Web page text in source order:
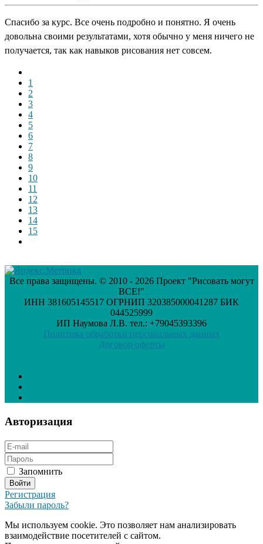
Спасибо за курс. Все очень подробно и понятно. Я очень
довольна своими результатами, хотя обычно у меня ничего не
получается, так как навыков рисования нет совсем.
1
2
3
4
5
6
7
8
9
10
11
12
13
14
15
Все права защищены. © 2010 - 2026 Проект "Рисовать могут
ВСЕ!"
ИНН 381605145517 ОГРНИП 320385000041287 БИК
044525999
ИП Наумова Л.В. тел.: +79045393396
Политика обработки персональных данных
Договор оферты
Авторизация
Запомнить
Регистрация
Забыли пароль?
Мы используем cookie. Это позволяет нам анализировать
взаимодействие посетителей с сайтом.